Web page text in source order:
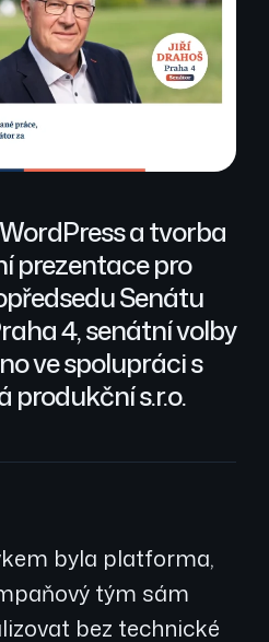
a tvorba
prezentace pro
Senátu
4, senátní volby
ve spolupráci s
produkční s.r.o.
byla platforma,
tým sám
bez technické